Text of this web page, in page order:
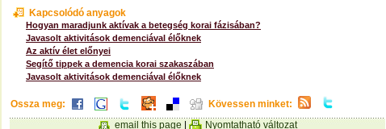
Kapcsolódó anyagok
Hogyan maradjunk aktívak a betegség korai fázisában?
Javasolt aktivitások demenciával élőknek
Az aktív élet előnyei
Segítő tippek a demencia korai szakaszában
Javasolt aktivitások demenciával élőknek
Ossza meg:
Kövessen minket:
email this page| Nyomtatható változat